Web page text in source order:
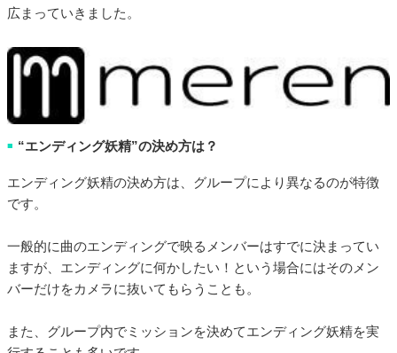
広まっていきました。
■ “エンディング妖精”の決め方は？
エンディング妖精の決め方は、グループにより異なるのが特徴
です。
一般的に曲のエンディングで映るメンバーはすでに決まってい
ますが、エンディングに何かしたい！という場合にはそのメン
バーだけをカメラに抜いてもらうことも。
また、グループ内でミッションを決めてエンディング妖精を実